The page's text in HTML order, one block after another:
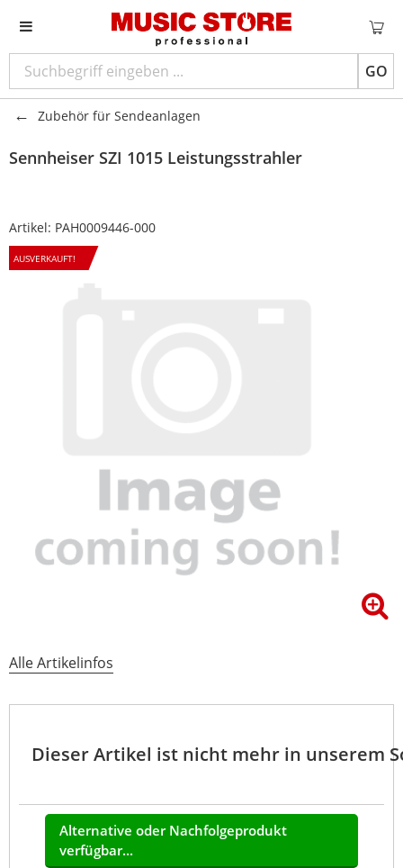
GO
Zubehör für Sendeanlagen
Sennheiser SZI 1015 Leistungsstrahler
Artikel: PAH0009446-000
AUSVERKAUFT!
Alle Artikelinfos
Dieser Artikel ist nicht mehr in unserem
Alternative oder Nachfolgeprodukt
verfügbar...